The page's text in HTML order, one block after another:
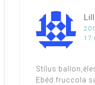
Ebéd:fruccola